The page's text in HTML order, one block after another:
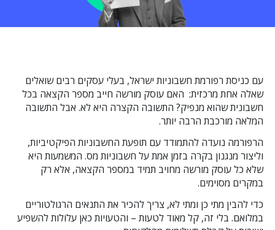
עם כניסת רפורמת חשבוניות ישראל, בעלי עסקים רבים שואלים
שאלה אחת מרכזית: האם עוסק מורשה חייב מספר הקצאה בכל
חשבונית שהוא מנפיק? התשובה הקצרה היא לא. אבל התשובה
המלאה מורכבת הרבה יותר.
הרפורמה נועדה להתמודד עם תופעת החשבוניות הפיקטיביות,
וליצור מנגנון בקרה בזמן אמת על חשבוניות מס. המשמעות היא
שלא כל עוסק מורשה מחויב תמיד במספר הקצאה, אלא רק
במקרים מסוימים.
כדי להבין מתי כן ומתי לא, צריך להכיר את התנאים הרגולטוריים
במלואם. בלי זה, קל מאוד לטעות – והטעויות כאן עלולות להשפיע